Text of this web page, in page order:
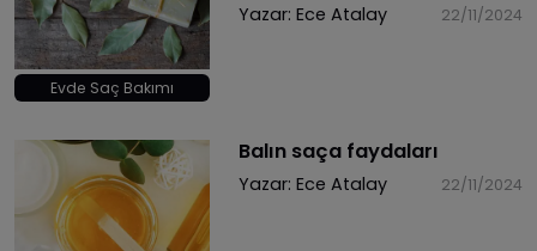
Evde Saç Bakımı
Yazar: Ece Atalay 22/11/2024
Balın saça faydaları
Yazar: Ece Atalay 22/11/2024